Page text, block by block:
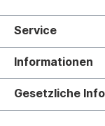
Service
Informationen
Gesetzliche